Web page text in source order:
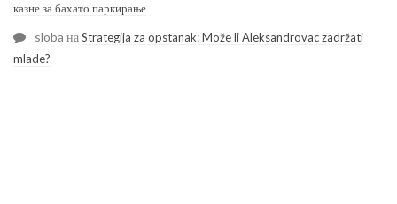
казне за бахато паркирање
sloba наStrategija za opstanak: Može li Aleksandrovac zadržati
mlade?